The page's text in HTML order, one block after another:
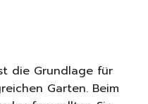
die Grundlage für
Garten. Beim